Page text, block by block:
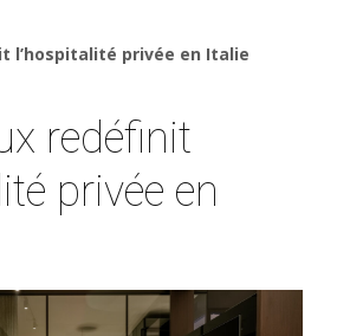
l’hospitalité privée en Italie
redéfinit
privée en